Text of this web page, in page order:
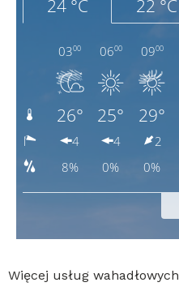
Więcej usług wahadłowych